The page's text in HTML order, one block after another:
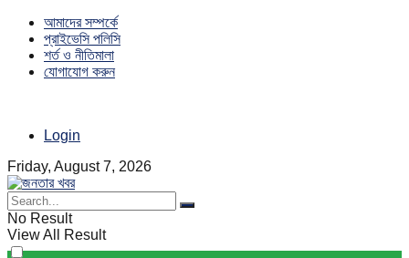
আমাদের সম্পর্কে
প্রাইভেসি পলিসি
শর্ত ও নীতিমালা
যোগাযোগ করুন
Login
Friday, August 7, 2026
No Result
View All Result